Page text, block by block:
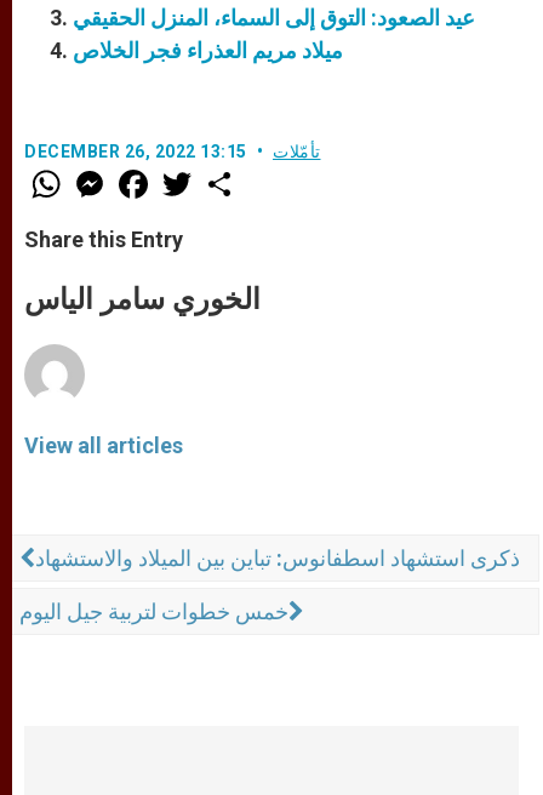
عيد الصعود: التوق إلى السماء، المنزل الحقيقي
ميلاد مريم العذراء فجر الخلاص
DECEMBER 26, 2022 13:15 تأمّلات
W
h
t
s
p
p
M
e
s
e
e
F
a
e
b
k
w
Share this Entry
الخوري سامر الياس
View all articles
ذكرى استشهاد اسطفانوس: تباين بين الميلاد والاستشهاد
خمس خطوات لتربية جيل اليوم